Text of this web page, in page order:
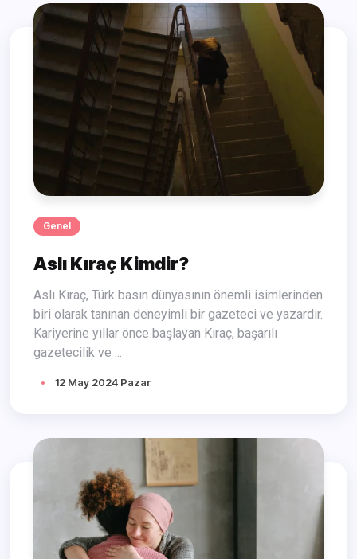
Genel
Aslı Kıraç Kimdir?
Aslı Kıraç, Türk basın dünyasının önemli isimlerinden
biri olarak tanınan deneyimli bir gazeteci ve yazardır.
Kariyerine yıllar önce başlayan Kıraç, başarılı
gazetecilik ve ...
12 May 2024 Pazar